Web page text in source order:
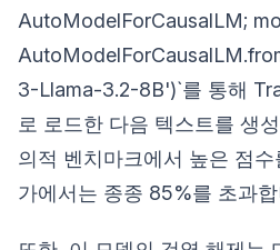
AutoModelForCausalLM;
3-Llama-3.2-8B')`를 통해
로 로드한 다음 텍스트를 생
의적 벤치마크에서 높은 점
가에서는 종종 85%를 초과